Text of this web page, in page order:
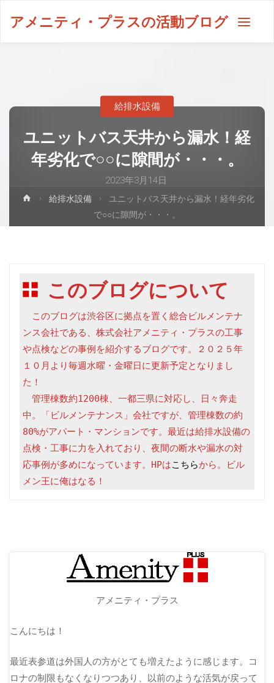
アメニティ・プラスの活動ブログ
ユニットバス天井から漏水！経
年劣化で○○に隙間が・・・。
2023年3月14日
給排水設備
給排水設備
ユニットバス天井から漏水！経年劣化
で○○に隙間が・・・。
このブログについて
このブログは渋谷区に拠点を置く総合ビルメンテナ
ンス会社である、株式会社アメニティ・プラスの工事
や点検などの事例を紹介するブログです。２０２５年
１０月より毎週水曜・金曜日に更新予定となりまし
た！
管理棟数約1200棟、一都三県に対応し、日々奔走
中。「ビルメンテナンス」会社ですが、管理棟数の約
80%がアパート・マンションです。最近は給排水設備の
点検・工事に力を入れており、夜間の断水や漏水の対
応事例が多めになっています。HPはこちらから。ビル
メン王に俺はなる！
アメニティ・プラス
こんにちは！
最近表参道は外国人の方がとても増えたように感じます。コ
ロナの制限もなくなりつつあり、以前のような活気が戻って